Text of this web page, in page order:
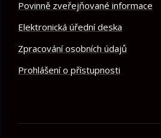
Povinně zveřejňované informace
Elektronická úřední deska
Zpracování osobních údajů
Prohlášení o přístupnosti